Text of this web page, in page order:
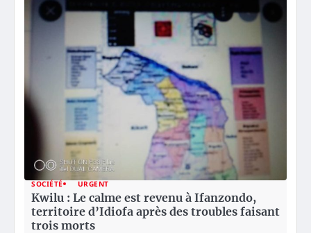
SOCIÉTÉ URGENT
Kwilu : Le calme est revenu à Ifanzondo,
territoire d’Idiofa après des troubles faisant
trois morts